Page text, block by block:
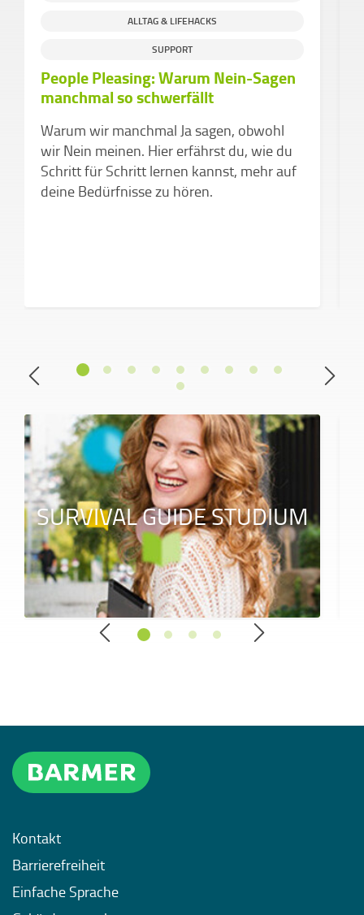
ALLTAG & LIFEHACKS
SUPPORT
People Pleasing: Warum Nein-Sagen
manchmal so schwerfällt
Warum wir manchmal Ja sagen, obwohl
wir Nein meinen. Hier erfährst du, wie du
Schritt für Schritt lernen kannst, mehr auf
deine Bedürfnisse zu hören.
SURVIVAL GUIDE STUDIUM
Kontakt
Barrierefreiheit
Einfache Sprache